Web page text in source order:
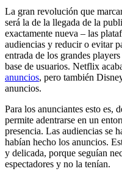
La gran revolución que
será la de la llegada de la
exactamente nueva – las
audiencias y reducir o evitar
entrada de los grandes
base de usuarios. Netflix
anuncios, pero también
anuncios.
Para los anunciantes esto es,
permite adentrarse en un
presencia. Las audiencias se
habían hecho los anuncios.
y delicada, porque seguían
espectadores y no la tenían.